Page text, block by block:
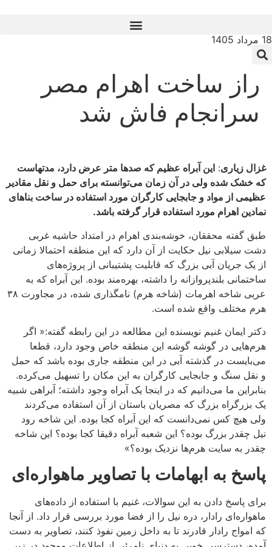
18 مرداد 1405
راز ساخت اهرام مصر
سرانجام فاش شد
غزال زیاری: این آبراه عظیم که صدها متر عرض دارد، مدتهاست
که خشک شده ولی در آن زمان می‌توانسته برای حمل و نقل مقادیر
عظیمی از مواد و جابجایی کارگران مورد استفاده در ساخت بناهای
نمادین اهرام مورد استفاده قرار گرفته باشد.
طبق گفته محققان، خوشه‌بندی اهرام در امتداد حاشیه غربی
دشت سیلابی نیل حکایت از آن دارد که این منطقه احتمالا زمانی
از یک جریان آبی بزرگ که قابلیت پشتیبانی از پروژه‌های
ساختمانی بلندپروازانه را داشته، بهره‌مند بوده. این آبراه که به
عربی شاخه اهرمات (شاخه هرم) نامگذاری شده، در مجاورت ۳۸
هرم مختلف واقع شده است.
دکتر ایمان غنیم نویسنده این مطالعه در این رابطه گفته:« اگر
هرم‌هایی در گوشه گوشه این منطقه خاص وجود دارد، قطعا
می‌بایست در گذشته آبی در این منطقه جاری بوده باشد که حمل
و نقل سنگ و جابجایی کارگران به این مکان را تسهیل می‌کرده.
بنابراین ما می‌دانیم که در اینجا یک آبراه وجود داشته؛ آبراهی شبیه
یک بزرگراه بزرگ که مصریان باستان از آن استفاده می‌کردند
ولی هیچ کس نمی‌دانست که این آبراه کجا بوده. این شاخه رود
نیل چقدر بزرگ بوده؟ این شعبه آبراه دقیقا کجا بوده؟ این شاخه
چقدر به سایت هرم‌ها نزدیک بوده؟»
پاسخ به ابهامات با تصاویر ماهواره‌ای
برای پاسخ دادن به این سوالات، غنیم با استفاده از داده‌های
ماهواره‌ای رادار، دره نیل را از فضا مورد بررسی قرار داد. از آنجا
که امواج رادار قادرند تا به داخل زمین نفوذ کنند، تصاویر به دست